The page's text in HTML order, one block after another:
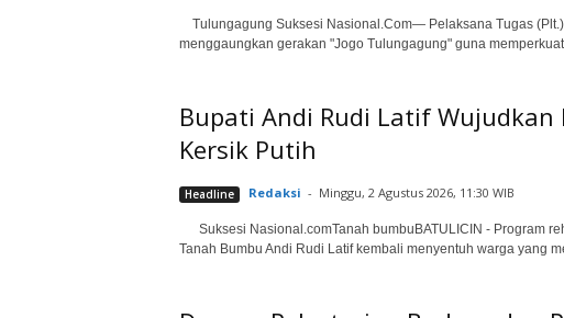
Tulungagung Suksesi Nasional.Com— Pelaksana Tugas
menggaungkan gerakan "Jogo Tulungagung" guna
Bupati Andi Rudi Latif Wujudkan
Kersik Putih
Headline Redaksi - Minggu, 2 Agustus 2026, 11:30 WIB
Suksesi Nasional.comTanah bumbuBATULICIN - Program
Tanah Bumbu Andi Rudi Latif kembali menyentuh warga yang